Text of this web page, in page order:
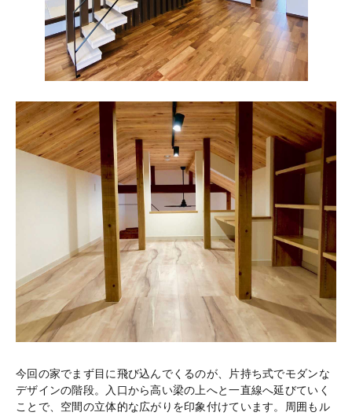
今回の家でまず目に飛び込んでくるのが、片持ち式でモダンな
デザインの階段。入口から高い梁の上へと一直線へ延びていく
ことで、空間の立体的な広がりを印象付けています。周囲もル